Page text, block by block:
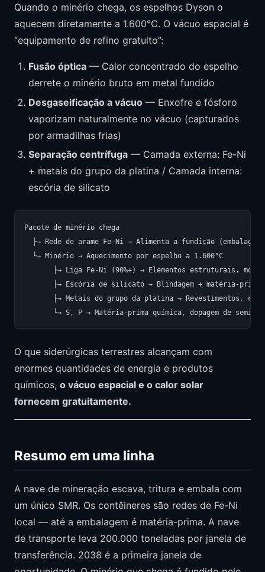
Quando o minério chega, os espelhos Dyson o
aquecem diretamente a 1.600°C. O vácuo espacial é
“equipamento de refino gratuito”:
Fusão óptica — Calor concentrado do espelho
derrete o minério bruto em metal fundido
Desgaseificação a vácuo — Enxofre e fósforo
vaporizam naturalmente no vácuo (capturados
por armadilhas frias)
Separação centrífuga — Camada externa: Fe-Ni
+ metais do grupo da platina / Camada interna:
escória de silicato
Pacote de minério chega
├→ Rede de arame Fe-Ni → Alimenta a fundição (embalagem
  └→ Minério → Aquecimento por espelho a 1.600°C
├→ Liga Fe-Ni (90%+) → Elementos estruturais,
├→ Escória de silicato → Blindagem + matéria-prima
├→ Metais do grupo da platina → Revestimentos,
O que siderúrgicas terrestres alcançam com
enormes quantidades de energia e produtos
químicos, o vácuo espacial e o calor solar
fornecem gratuitamente.
Resumo em uma linha
A nave de mineração escava, tritura e embala com
um único SMR. Os contêineres são redes de Fe-Ni
local — até a embalagem é matéria-prima. A nave
de transporte leva 200.000 toneladas por janela de
transferência. 2038 é a primeira janela de